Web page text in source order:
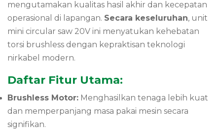
mengutamakan kualitas hasil akhir dan kecepatan
operasional di lapangan. Secara keseluruhan, unit
mini circular saw 20V ini menyatukan kehebatan
torsi brushless dengan kepraktisan teknologi
nirkabel modern.
Daftar Fitur Utama:
Brushless Motor: Menghasilkan tenaga lebih kuat
dan memperpanjang masa pakai mesin secara
signifikan.